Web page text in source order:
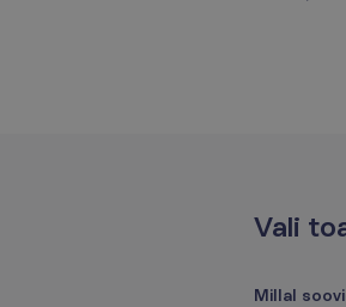
Vali to
Millal soovi